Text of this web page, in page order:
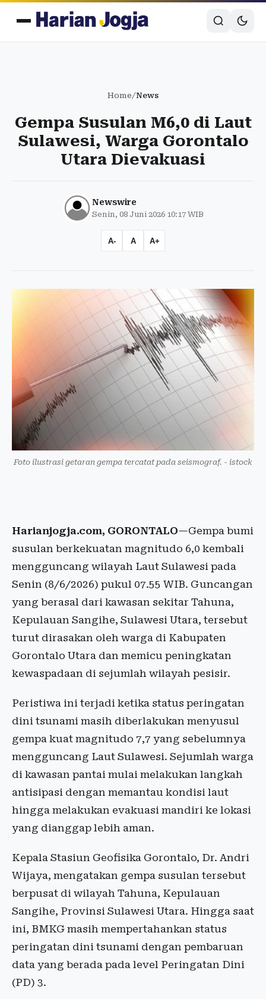
Home/News
Gempa Susulan M6,0 di Laut
Sulawesi, Warga Gorontalo
Utara Dievakuasi
Newswire
Senin, 08 Juni 2026 10:17 WIB
A- A A+
Foto ilustrasi getaran gempa tercatat pada seismograf. - istock
Harianjogja.com, GORONTALO—Gempa bumi
susulan berkekuatan magnitudo 6,0 kembali
mengguncang wilayah Laut Sulawesi pada
Senin (8/6/2026) pukul 07.55 WIB. Guncangan
yang berasal dari kawasan sekitar Tahuna,
Kepulauan Sangihe, Sulawesi Utara, tersebut
turut dirasakan oleh warga di Kabupaten
Gorontalo Utara dan memicu peningkatan
kewaspadaan di sejumlah wilayah pesisir.
Peristiwa ini terjadi ketika status peringatan
dini tsunami masih diberlakukan menyusul
gempa kuat magnitudo 7,7 yang sebelumnya
mengguncang Laut Sulawesi. Sejumlah warga
di kawasan pantai mulai melakukan langkah
antisipasi dengan memantau kondisi laut
hingga melakukan evakuasi mandiri ke lokasi
yang dianggap lebih aman.
Kepala Stasiun Geofisika Gorontalo, Dr. Andri
Wijaya, mengatakan gempa susulan tersebut
berpusat di wilayah Tahuna, Kepulauan
Sangihe, Provinsi Sulawesi Utara. Hingga saat
ini, BMKG masih mempertahankan status
peringatan dini tsunami dengan pembaruan
data yang berada pada level Peringatan Dini
(PD) 3.